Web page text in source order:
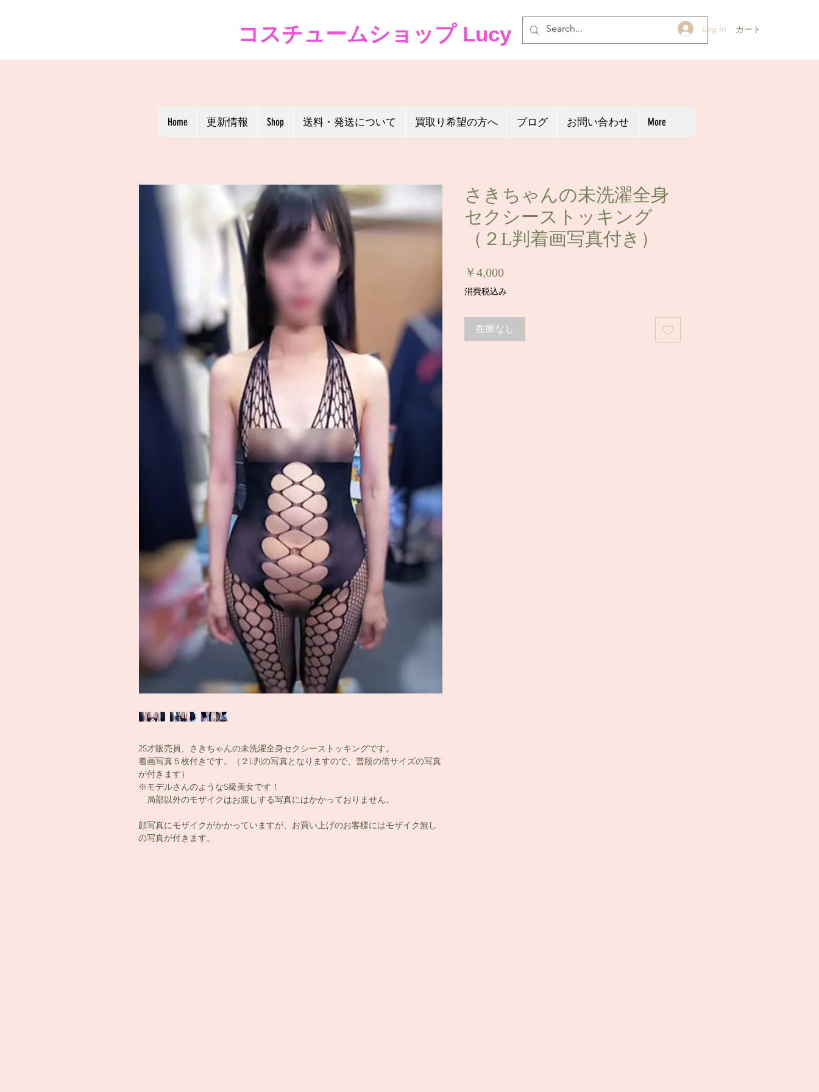
カート
Log In
コスチュームショップ Lucy
25才販売員、さきちゃんの未洗濯全身セクシーストッキングです。
着画写真５枚付きです。（２L判の写真となりますので、普段の倍サイズの写真
が付きます）
※モデルさんのようなS級美女です！
局部以外のモザイクはお渡しする写真にはかかっておりません。
顔写真にモザイクがかかっていますが、お買い上げのお客様にはモザイク無し
の写真が付きます。
さきちゃんの未洗濯全身
セクシーストッキング
（２L判着画写真付き）
￥4,000価
格
消費税込み
在庫なし
Home 更新情報 Shop 送料・発送について 買取り希望の方へ ブログ お問い合わせ More